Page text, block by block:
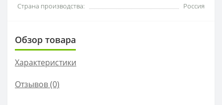
Страна производства:
Россия
Обзор товара
Характеристики
Отзывов (0)